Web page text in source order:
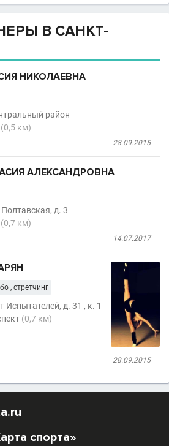
В САНКТ-
НИКОЛАЕВНА
район
(0,5 км)
28.09.2015
АЛЕКСАНДРОВНА
д. 3
(0,7 км)
14.07.2017
, стретчинг
Испытателей, д. 31 , к. 1
(0,7 км)
28.09.2015
спорта»